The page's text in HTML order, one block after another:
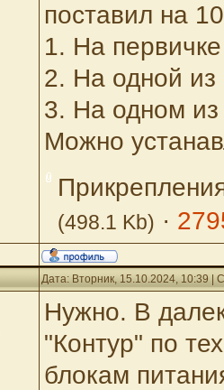
поставил на
1. На
2. На одной из
3. На одном
Можно
(498.1 Kb) ·
Дата: Вторник, 15.10.2024, 10:39 |
Нужно. В
"Контур" по
блокам